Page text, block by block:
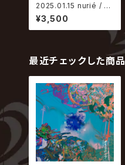
2025.01.15 nurié / B
orderless
¥3,500
最近チェックした商品